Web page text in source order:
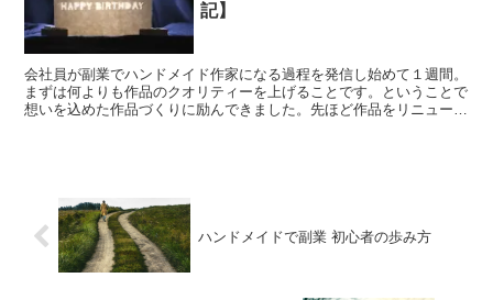
記】
会社員が副業でハンドメイド作家になる過程を発信し始めて１週間。
まずは何よりも作品のクオリティーを上げることです。ということで
想いを込めた作品づくりに励んできました。先ほど作品をリニューア
ハンドメイドで副業 初心者の歩み方